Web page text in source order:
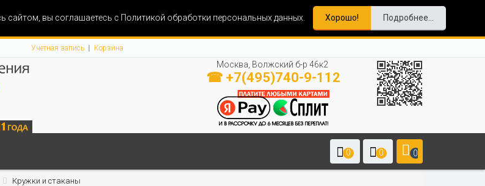
вы соглашаетесь с Политикой обработки персональных данных. Хорошо! Подробнее...
Учетная запись Корзина
Москва, Волжский б-р 46к2
☎ +7(495)740-9-112
0 0 0
Кружки и стаканы